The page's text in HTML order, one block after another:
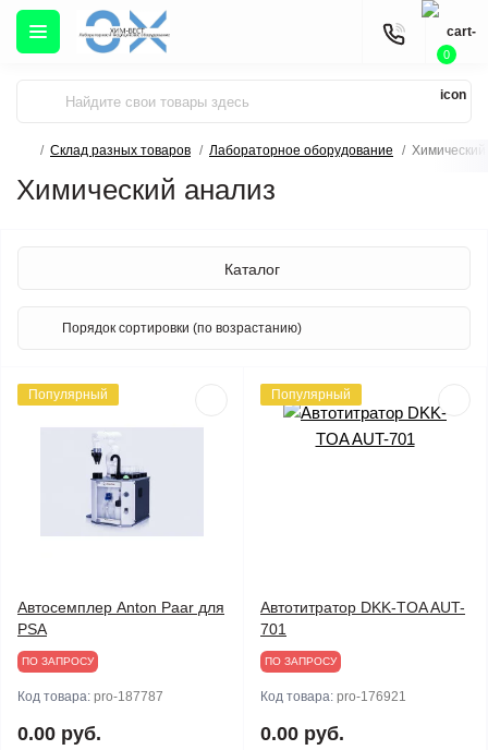
0
Склад разных товаров Лабораторное оборудование
Химический анализ
Каталог
Популярный
Автосемплер Anton Paar для
PSA
ПО ЗАПРОСУ
Код товара: pro-187787
0.00 руб.
Популярный
Автотитратор DKK-TOA AUT-
701
ПО ЗАПРОСУ
Код товара: pro-176921
0.00 руб.